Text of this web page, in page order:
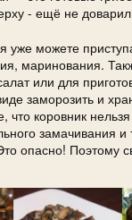
- ещё не
уже можете
маринования.
или для
заморозить и
что коровник
замачивания и
опасно! Поэтому